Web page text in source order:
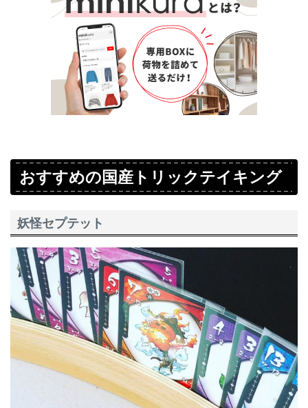
おすすめの国産トリックテイキング
妖怪セプテット